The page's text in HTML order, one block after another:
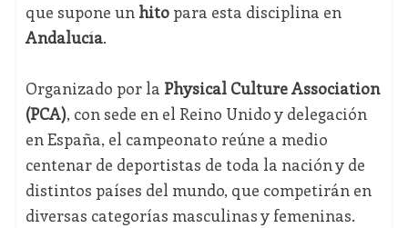
que supone un hitopara esta disciplina en
Andalucía.
Organizado por la Physical Culture Association
(PCA), con sede en el Reino Unido y delegación
en España, el campeonato reúne a medio
centenar de deportistas de toda la nación y de
distintos países del mundo, que competirán en
diversas categorías masculinas y femeninas.